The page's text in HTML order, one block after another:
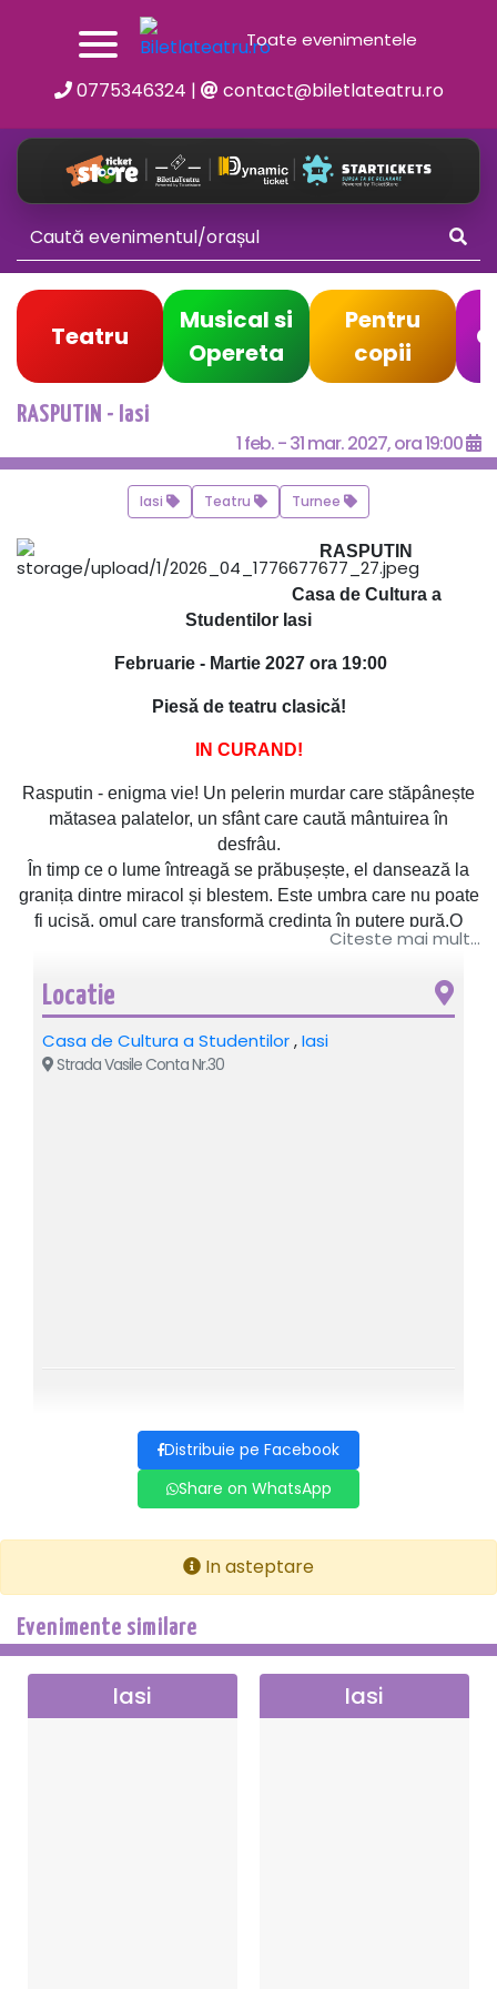
Toate evenimentele
0775346324 | contact@biletlateatru.ro
Teatru
Musical si
Opereta
Pentru
copii
RASPUTIN - Iasi
1 feb. - 31 mar. 2027, ora 19:00
Iasi Teatru Turnee
RASPUTIN
Casa de Cultura a
Studentilor Iasi
Februarie - Martie 2027 ora 19:00
Piesă de teatru clasică!
IN CURAND!
Rasputin - enigma vie! Un pelerin murdar care stăpânește
mătasea palatelor, un sfânt care caută mântuirea în
desfrâu.
În timp ce o lume întreagă se prăbușește, el dansează la
granița dintre miracol și blestem. Este umbra care nu poate
fi ucisă, omul care transformă credința în putere pură.O
poveste halucinantă despre vrajă, demoni, credință,
Citeste mai mult...
Locatie
Casa de Cultura a Studentilor,Iasi
Strada Vasile Conta Nr.30
Distribuie pe Facebook
Share on WhatsApp
In asteptare
Evenimente similare
Iasi Iasi